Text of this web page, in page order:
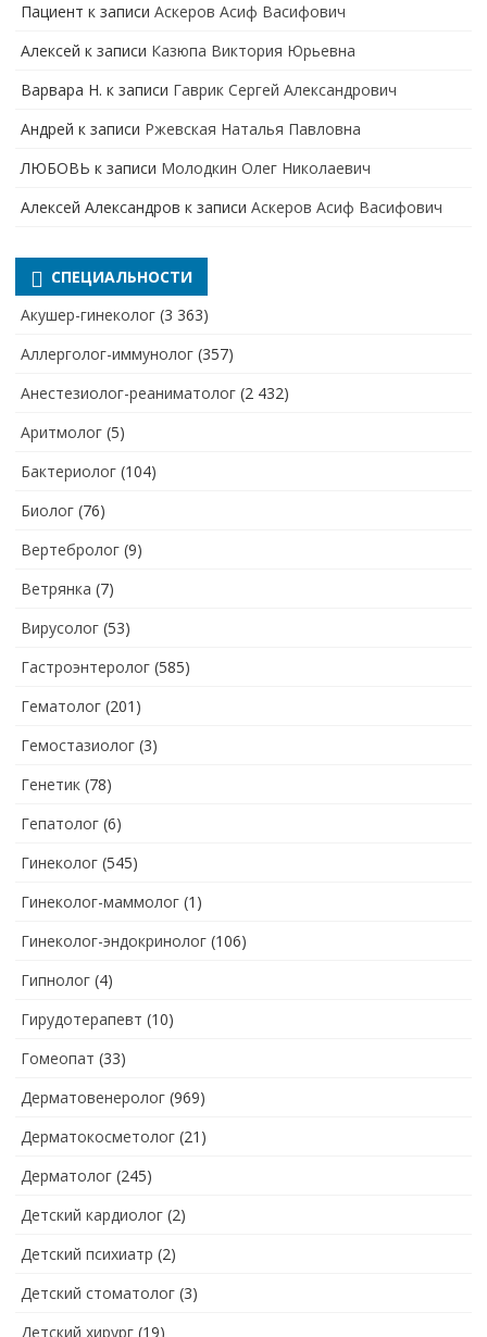
Пациент к записи Аскеров Асиф Васифович
Алексей к записи Казюпа Виктория Юрьевна
Варвара Н. к записи Гаврик Сергей Александрович
Андрей к записи Ржевская Наталья Павловна
ЛЮБОВЬ к записи Молодкин Олег Николаевич
Алексей Александров к записи Аскеров Асиф Васифович
СПЕЦИАЛЬНОСТИ
Акушер-гинеколог (3 363)
Аллерголог-иммунолог (357)
Анестезиолог-реаниматолог (2 432)
Аритмолог (5)
Бактериолог (104)
Биолог (76)
Вертебролог (9)
Ветрянка (7)
Вирусолог (53)
Гастроэнтеролог (585)
Гематолог (201)
Гемостазиолог (3)
Генетик (78)
Гепатолог (6)
Гинеколог (545)
Гинеколог-маммолог (1)
Гинеколог-эндокринолог (106)
Гипнолог (4)
Гирудотерапевт (10)
Гомеопат (33)
Дерматовенеролог (969)
Дерматокосметолог (21)
Дерматолог (245)
Детский кардиолог (2)
Детский психиатр (2)
Детский стоматолог (3)
Детский хирург (19)